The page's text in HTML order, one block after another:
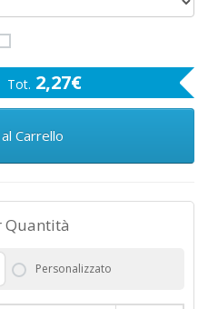
2,27€
Carrello
Quantità
Personalizzato